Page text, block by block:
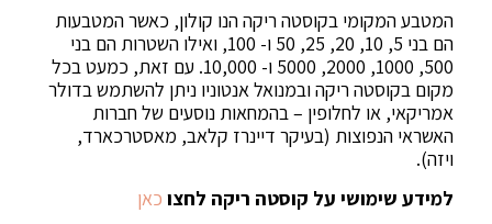
המטבע המקומי בקוסטה ריקה הנו קולון, כאשר המטבעות
הם בני 5, 10, 20, 25, 50 ו- 100, ואילו השטרות הם בני
500, 1000, 2000, 5000 ו- 10,000. עם זאת, כמעט בכל
מקום בקוסטה ריקה ובמנואל אנטוניו ניתן להשתמש בדולר
אמריקאי, או לחלופין – בהמחאות נוסעים של חברות
האשראי הנפוצות (בעיקר דיינרז קלאב, מאסטרכארד,
ויזה).
למידע שימושי על קוסטה ריקה לחצו כאן